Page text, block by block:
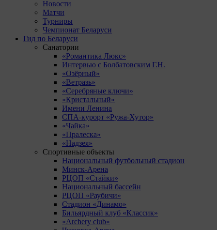
Новости
Матчи
Турниры
Чемпионат Беларуси
Гид по Беларуси
Санатории
«Романтика Люкс»
Интервью с Болбатовским Г.Н.
«Озёрный»
«Ветразь»
«Серебряные ключи»
«Кристальный»
Имени Ленина
СПА-курорт «Ружа-Хутор»
«Чайка»
«Пралеска»
«Надзея»
Спортивные объекты
Национальный футбольный стадион
Минск-Арена
РЦОП «Стайки»
Национальный бассейн
РЦОП «Раубичи»
Стадион «Динамо»
Бильярдный клуб «Классик»
«Archery club»